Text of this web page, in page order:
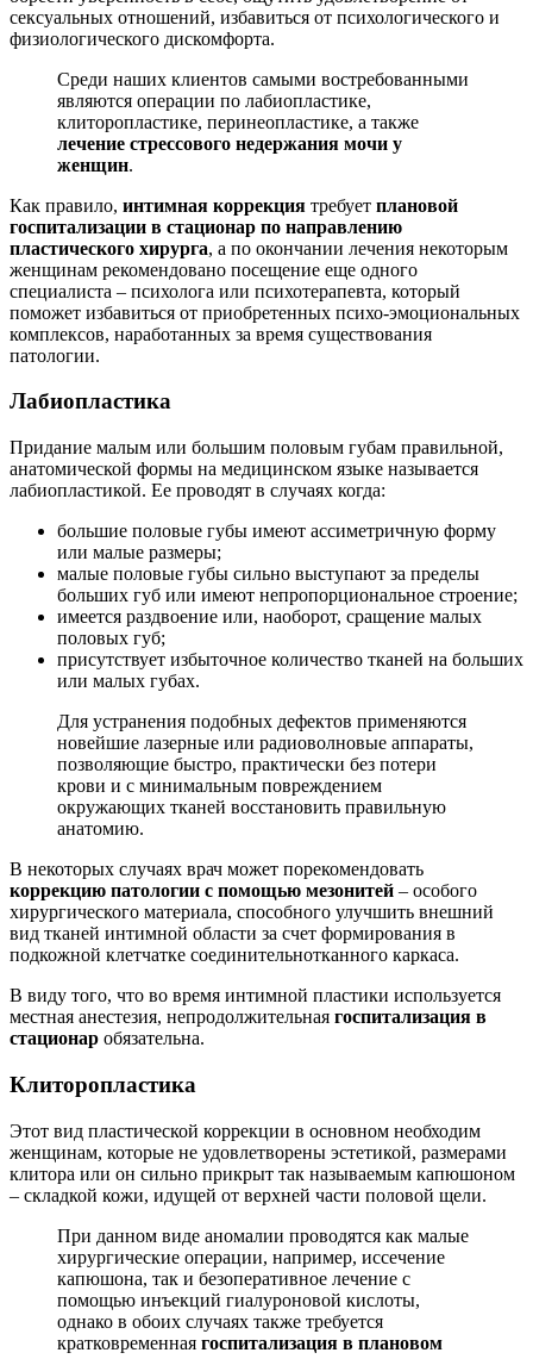
сексуальных отношений, избавиться от психологического и
физиологического дискомфорта.
Среди наших клиентов самыми востребованными
являются операции по лабиопластике,
клиторопластике, перинеопластике, а также
лечение стрессового недержания мочи у
женщин.
Как правило, интимная коррекция требует плановой
госпитализации в стационар по направлению
пластического хирурга, а по окончании лечения некоторым
женщинам рекомендовано посещение еще одного
специалиста – психолога или психотерапевта, который
поможет избавиться от приобретенных психо-эмоциональных
комплексов, наработанных за время существования
патологии.
Лабиопластика
Придание малым или большим половым губам правильной,
анатомической формы на медицинском языке называется
лабиопластикой. Ее проводят в случаях когда:
большие половые губы имеют ассиметричную форму
или малые размеры;
малые половые губы сильно выступают за пределы
больших губ или имеют непропорциональное строение;
имеется раздвоение или, наоборот, сращение малых
половых губ;
присутствует избыточное количество тканей на больших
или малых губах.
Для устранения подобных дефектов применяются
новейшие лазерные или радиоволновые аппараты,
позволяющие быстро, практически без потери
крови и с минимальным повреждением
окружающих тканей восстановить правильную
анатомию.
В некоторых случаях врач может порекомендовать
коррекцию патологии с помощью мезонитей – особого
хирургического материала, способного улучшить внешний
вид тканей интимной области за счет формирования в
подкожной клетчатке соединительнотканного каркаса.
В виду того, что во время интимной пластики используется
местная анестезия, непродолжительная госпитализация в
стационар обязательна.
Клиторопластика
Этот вид пластической коррекции в основном необходим
женщинам, которые не удовлетворены эстетикой, размерами
клитора или он сильно прикрыт так называемым капюшоном
– складкой кожи, идущей от верхней части половой щели.
При данном виде аномалии проводятся как малые
хирургические операции, например, иссечение
капюшона, так и безоперативное лечение с
помощью инъекций гиалуроновой кислоты,
однако в обоих случаях также требуется
кратковременная госпитализация в плановом